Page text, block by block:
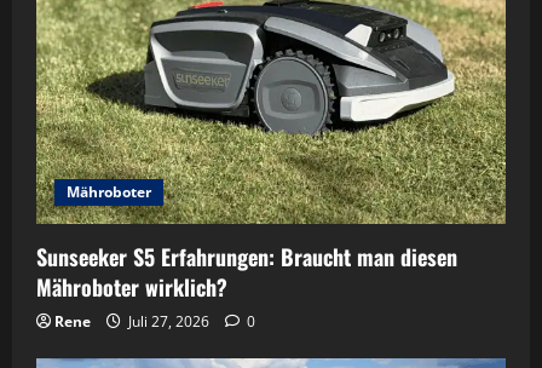
Mähroboter
Sunseeker S5 Erfahrungen: Braucht man diesen
Mähroboter wirklich?
Rene Juli 27, 2026 0